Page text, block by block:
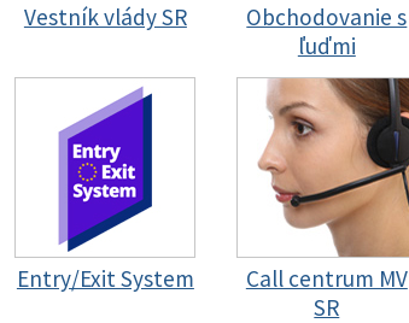
Vestník vlády SR
Obchodovanie s
ľuďmi
Entry/Exit System
Call centrum MV
SR